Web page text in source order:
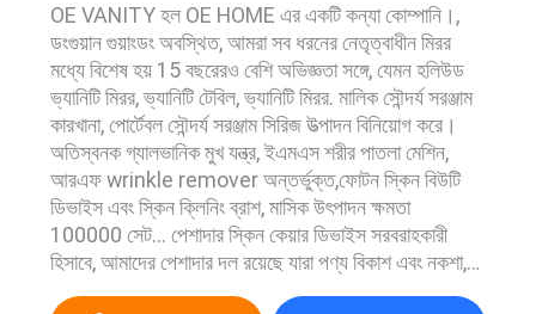
OE VANITY হল OE HOME এর একটি কন্যা কোম্পানি।,
ডংগুয়ান গুয়াংডং অবস্থিত, আমরা সব ধরনের নেতৃত্বাধীন মিরর
মধ্যে বিশেষ হয় 15 বছরেরও বেশি অভিজ্ঞতা সঙ্গে, যেমন হলিউড
ভ্যানিটি মিরর, ভ্যানিটি টেবিল, ভ্যানিটি মিরর. মালিক সৌন্দর্য সরঞ্জাম
কারখানা, পোর্টেবল সৌন্দর্য সরঞ্জাম সিরিজ উত্পাদন বিনিয়োগ করে।
অতিস্বনক গ্যালভানিক মুখ যন্ত্র, ইএমএস শরীর পাতলা মেশিন,
আরএফ wrinkle remover অন্তর্ভুক্ত,ফোটন স্কিন বিউটি
ডিভাইস এবং স্কিন ক্লিনিং ব্রাশ, মাসিক উৎপাদন ক্ষমতা
100000 সেট... পেশাদার স্কিন কেয়ার ডিভাইস সরবরাহকারী
হিসাবে, আমাদের পেশাদার দল রয়েছে যারা পণ্য বিকাশ এবং নকশা,